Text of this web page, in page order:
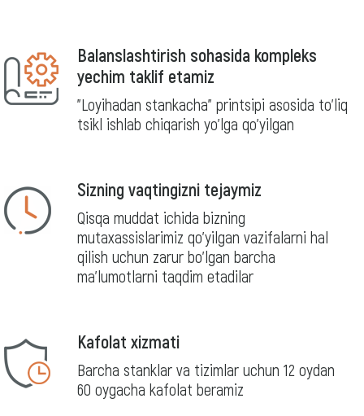
Balanslashtirish sohasida kompleks
yechim taklif etamiz
"Loyihadan stankacha" printsipi asosida to'liq
tsikl ishlab chiqarish yo'lga qo'yilgan
Sizning vaqtingizni tejaymiz
Qisqa muddat ichida bizning
mutaxassislarimiz qo'yilgan vazifalarni hal
qilish uchun zarur bo'lgan barcha
ma'lumotlarni taqdim etadilar
Kafolat xizmati
Barcha stanklar va tizimlar uchun 12 oydan
60 oygacha kafolat beramiz